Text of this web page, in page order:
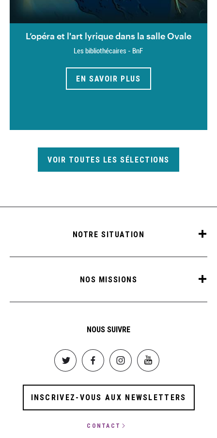
L’opéra et l'art lyrique dans la salle Ovale
Les bibliothécaires - BnF
EN SAVOIR PLUS
VOIR TOUTES LES SÉLECTIONS
NOTRE SITUATION
NOS MISSIONS
NOUS SUIVRE
Image Image Image Image
INSCRIVEZ-VOUS AUX NEWSLETTERS
CONTACT